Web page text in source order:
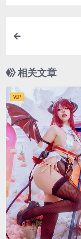
相关文章
VIP